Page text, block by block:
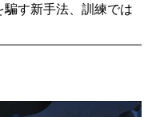
騙す新手法、訓練では